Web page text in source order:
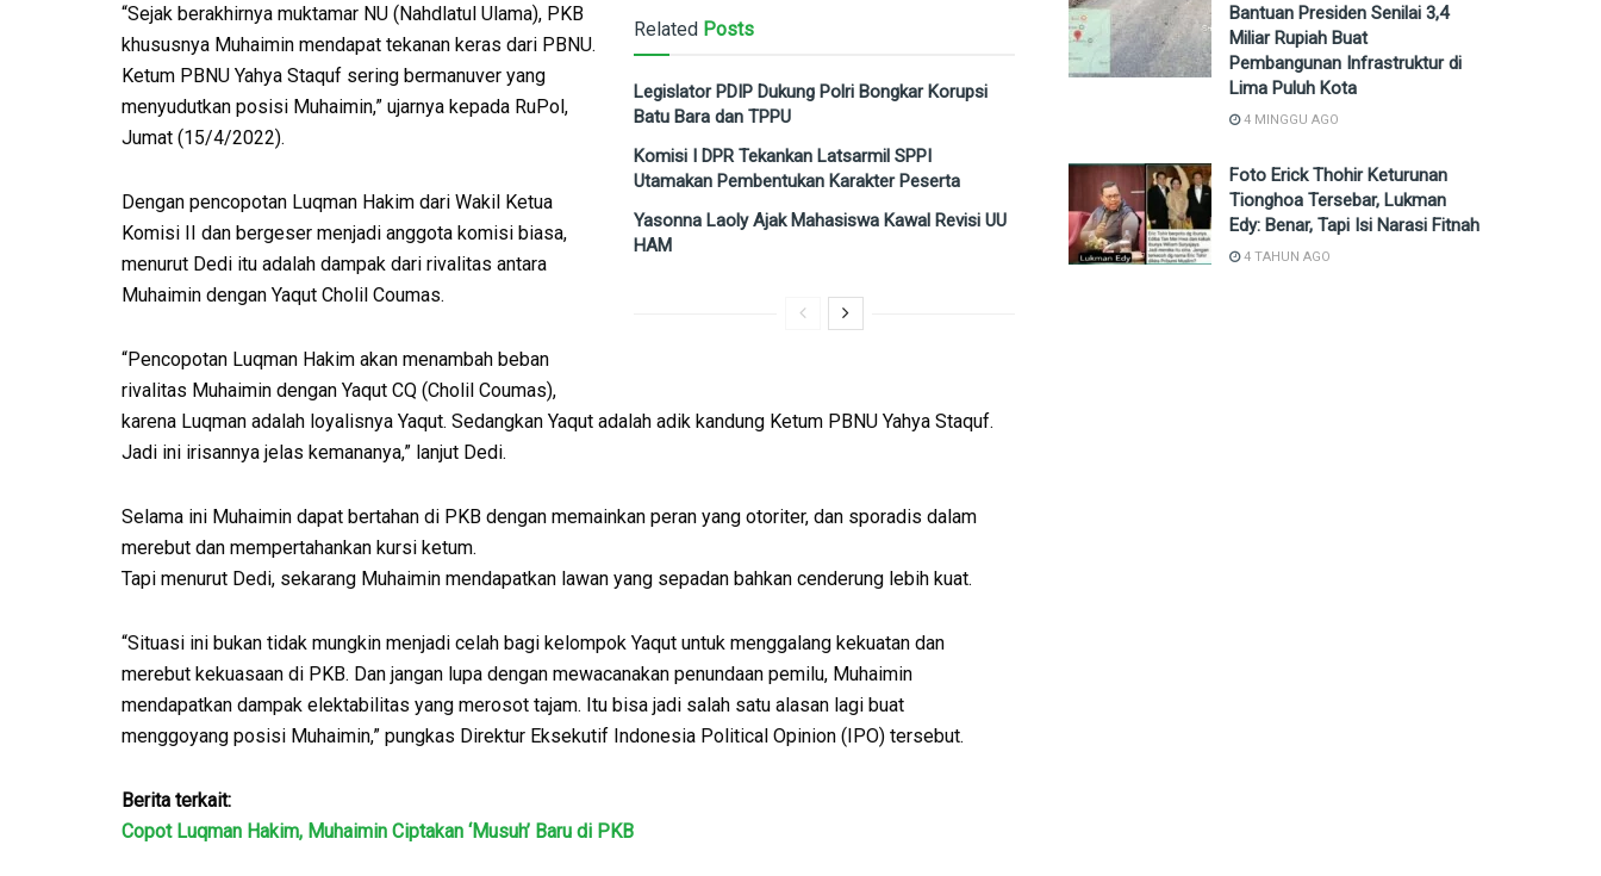
Related Posts
Legislator PDIP Dukung Polri Bongkar Korupsi
Batu Bara dan TPPU
Komisi I DPR Tekankan Latsarmil SPPI
Utamakan Pembentukan Karakter Peserta
Yasonna Laoly Ajak Mahasiswa Kawal Revisi UU
HAM
“Sejak berakhirnya muktamar NU (Nahdlatul Ulama), PKB
khususnya Muhaimin mendapat tekanan keras dari PBNU.
Ketum PBNU Yahya Staquf sering bermanuver yang
menyudutkan posisi Muhaimin,” ujarnya kepada RuPol,
Jumat (15/4/2022).
Dengan pencopotan Luqman Hakim dari Wakil Ketua
Komisi II dan bergeser menjadi anggota komisi biasa,
menurut Dedi itu adalah dampak dari rivalitas antara
Muhaimin dengan Yaqut Cholil Coumas.
“Pencopotan Luqman Hakim akan menambah beban
rivalitas Muhaimin dengan Yaqut CQ (Cholil Coumas),
karena Luqman adalah loyalisnya Yaqut. Sedangkan Yaqut adalah adik kandung Ketum PBNU Yahya Staquf.
Jadi ini irisannya jelas kemananya,” lanjut Dedi.
Selama ini Muhaimin dapat bertahan di PKB dengan memainkan peran yang otoriter, dan sporadis dalam
merebut dan mempertahankan kursi ketum.
Tapi menurut Dedi, sekarang Muhaimin mendapatkan lawan yang sepadan bahkan cenderung lebih kuat.
“Situasi ini bukan tidak mungkin menjadi celah bagi kelompok Yaqut untuk menggalang kekuatan dan
merebut kekuasaan di PKB. Dan jangan lupa dengan mewacanakan penundaan pemilu, Muhaimin
mendapatkan dampak elektabilitas yang merosot tajam. Itu bisa jadi salah satu alasan lagi buat
menggoyang posisi Muhaimin,” pungkas Direktur Eksekutif Indonesia Political Opinion (IPO) tersebut.
Berita terkait:
Copot Luqman Hakim, Muhaimin Ciptakan ‘Musuh’ Baru di PKB
Bantuan Presiden Senilai 3,4
Miliar Rupiah Buat
Pembangunan Infrastruktur di
Lima Puluh Kota
4 MINGGU AGO
Foto Erick Thohir Keturunan
Tionghoa Tersebar, Lukman
Edy: Benar, Tapi Isi Narasi Fitnah
4 TAHUN AGO